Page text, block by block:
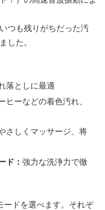
つも残りがちだった汚
した。
落としに最適
ヒーなどの着色汚れ、
さしくマッサージ、将
ド：強力な洗浄力で徹
ードを選べます。それぞ